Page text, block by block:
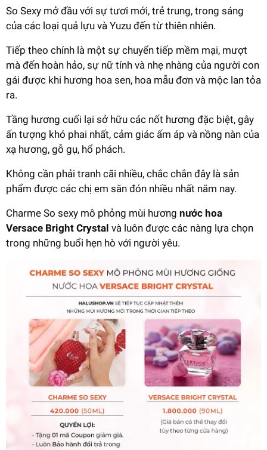
So Sexy mở đầu với sự tươi mới, trẻ trung, trong sáng
của các loại quả lựu và Yuzu đến từ thiên nhiên.
Tiếp theo chính là một sự chuyển tiếp mềm mại, mượt
mà đến hoàn hảo, sự nữ tính và nhẹ nhàng của người con
gái được khi hương hoa sen, hoa mẫu đơn và mộc lan tỏa
ra.
Tầng hương cuối lại sở hữu các nốt hương đặc biệt, gây
ấn tượng khó phai nhất, cảm giác ấm áp và nồng nàn của
xạ hương, gỗ gụ, hổ phách.
Không cần phải tranh cãi nhiều, chắc chắn đây là sản
phẩm được các chị em săn đón nhiều nhất năm nay.
Charme So sexy mô phỏng mùi hương nước hoa
Versace Bright Crystal và luôn được các nàng lựa chọn
trong những buổi hẹn hò với người yêu.